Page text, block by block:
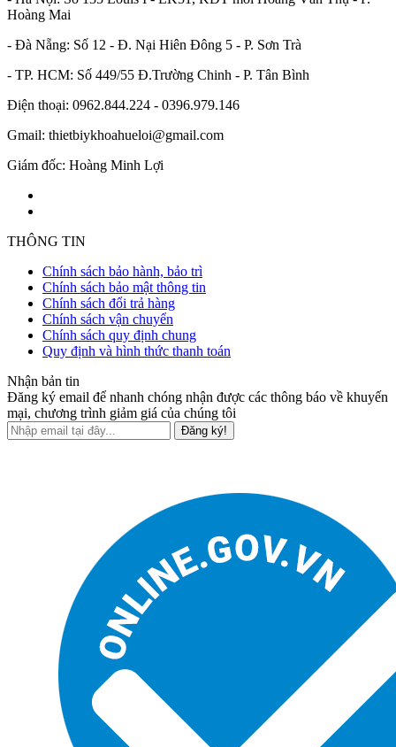
Hoàng Mai
- Đà Nẵng: Số 12 - Đ. Nại Hiên Đông 5 - P. Sơn Trà
- TP. HCM: Số 449/55 Đ.Trường Chinh - P. Tân Bình
Điện thoại: 0962.844.224 - 0396.979.146
Gmail: thietbiykhoahueloi@gmail.com
Giám đốc: Hoàng Minh Lợi
THÔNG TIN
Chính sách bảo hành, bảo trì
Chính sách bảo mật thông tin
Chính sách đổi trả hàng
Chính sách vận chuyển
Chính sách quy định chung
Quy định và hình thức thanh toán
Nhận bản tin
Đăng ký email để nhanh chóng nhận được các thông báo về khuyến
mại, chương trình giảm giá của chúng tôi
Đăng ký!